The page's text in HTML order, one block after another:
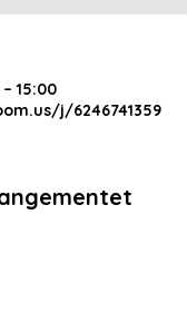
15:00
j/6246741359